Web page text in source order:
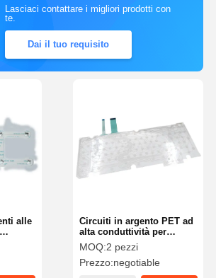
Lasciaci contattare i migliori prodotti con
te.
Dai il tuo requisito
Circuiti in argento PET ad
alta conduttività per
applicazioni critiche
MOQ:2 pezzi
Prezzo:negotiable
alle